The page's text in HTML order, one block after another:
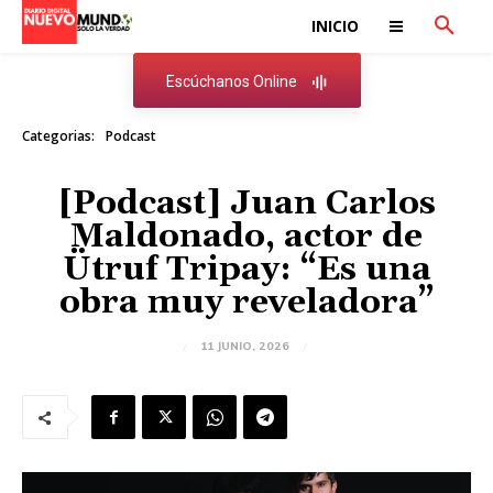
INICIO
Escúchanos Online
Categorias: Podcast
[Podcast] Juan Carlos
Maldonado, actor de
Ütruf Tripay: “Es una
obra muy reveladora”
11 JUNIO, 2026